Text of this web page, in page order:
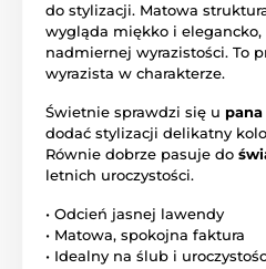
do stylizacji. Matowa
wygląda miękko i elegancko,
nadmiernej wyrazistości. To
wyrazista w charakterze.
Świetnie sprawdzi się u pana
dodać stylizacji delikatny
Równie dobrze pasuje do
letnich uroczystości.
• Odcień jasnej lawendy
• Matowa, spokojna faktura
• Idealny na ślub i